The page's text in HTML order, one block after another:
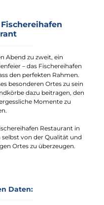
Abend zu zweit, ein
– das Fischereihafen
den perfekten Rahmen.
besonderen Ortes zu sein
dazu beitragen, den
Momente zu
Restaurant in
von der Qualität und
Ortes zu überzeugen.
Daten: